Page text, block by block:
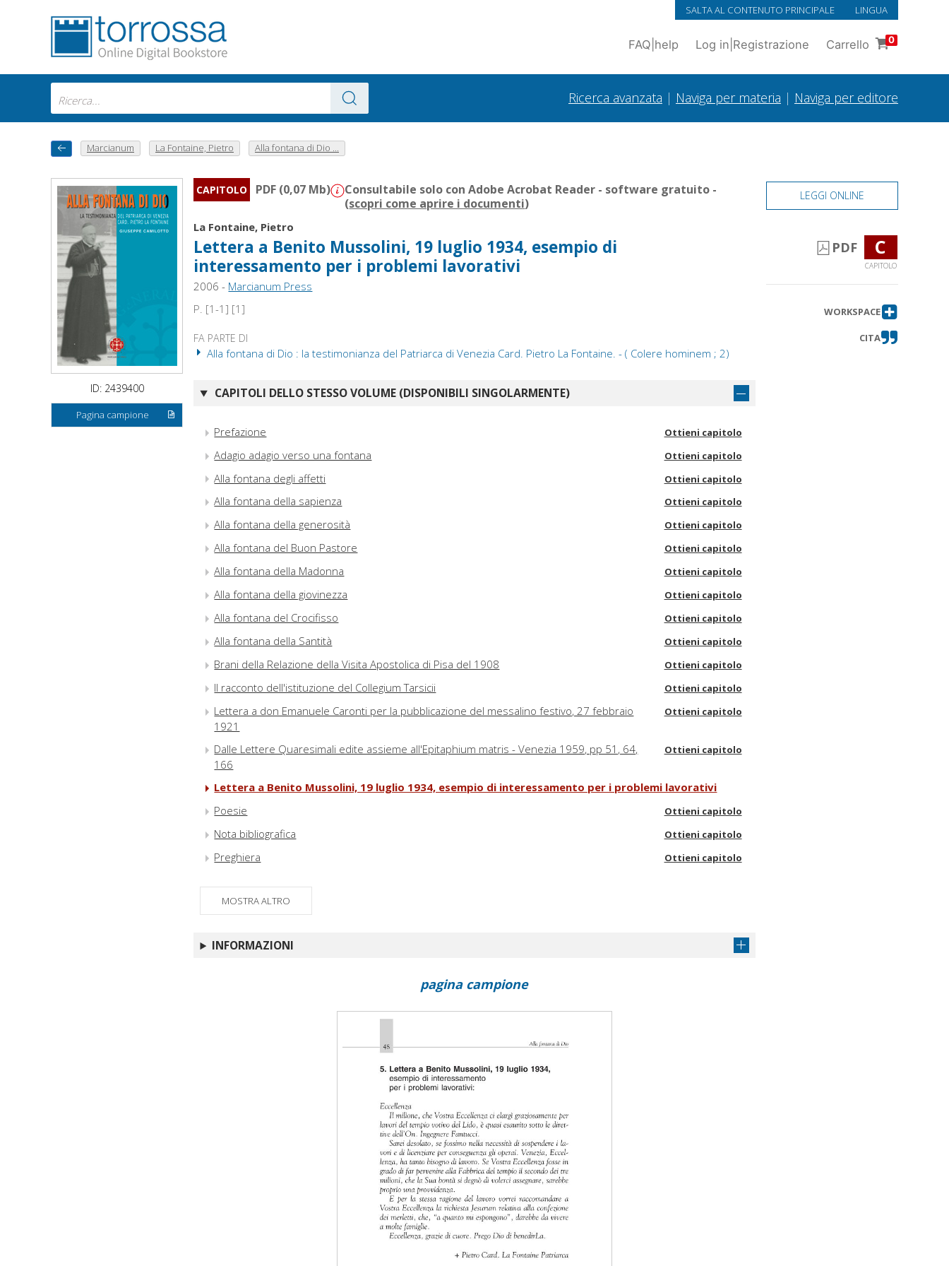
SALTA AL CONTENUTO PRINCIPALE LINGUA
FAQ help Log in Registrazione Carrello 0
Ricerca avanzata | Naviga per materia | Naviga per editore
Marcianum La Fontaine, Pietro Alla fontana di Dio ...
ID: 2439400
Pagina campione
CAPITOLO PDF (0,07 Mb)
Consultabile solo con Adobe Acrobat Reader - software gratuito -
(scopri come aprire i documenti)
La Fontaine, Pietro
Lettera a Benito Mussolini, 19 luglio 1934, esempio di
interessamento per i problemi lavorativi
2006 - Marcianum Press
P. [1-1] [1]
FA PARTE DI
Alla fontana di Dio : la testimonianza del Patriarca di Venezia Card. Pietro La Fontaine. - ( Colere hominem ; 2)
CAPITOLI DELLO STESSO VOLUME (DISPONIBILI SINGOLARMENTE)
Prefazione Ottieni capitolo
Adagio adagio verso una fontana Ottieni capitolo
Alla fontana degli affetti Ottieni capitolo
Alla fontana della sapienza Ottieni capitolo
Alla fontana della generosità Ottieni capitolo
Alla fontana del Buon Pastore Ottieni capitolo
Alla fontana della Madonna Ottieni capitolo
Alla fontana della giovinezza Ottieni capitolo
Alla fontana del Crocifisso Ottieni capitolo
Alla fontana della Santità Ottieni capitolo
Brani della Relazione della Visita Apostolica di Pisa del 1908 Ottieni capitolo
Il racconto dell'istituzione del Collegium Tarsicii Ottieni capitolo
Lettera a don Emanuele Caronti per la pubblicazione del messalino festivo, 27 febbraio
1921
Ottieni capitolo
Dalle Lettere Quaresimali edite assieme all'Epitaphium matris - Venezia 1959, pp 51, 64,
166
Ottieni capitolo
Lettera a Benito Mussolini, 19 luglio 1934, esempio di interessamento per i problemi lavorativi
Poesie
Ottieni capitolo
Nota bibliografica Ottieni capitolo
Preghiera Ottieni capitolo
MOSTRA ALTRO
INFORMAZIONI
LEGGI ONLINE
PDF C
CAPITOLO
WORKSPACE
CITA
pagina campione